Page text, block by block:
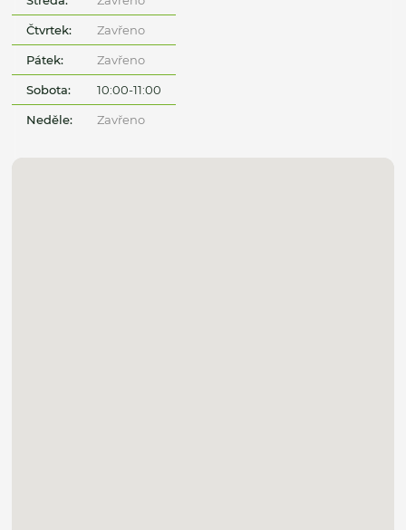
Čtvrtek: Zavřeno
Pátek: Zavřeno
Sobota: 10:00-11:00
Neděle: Zavřeno